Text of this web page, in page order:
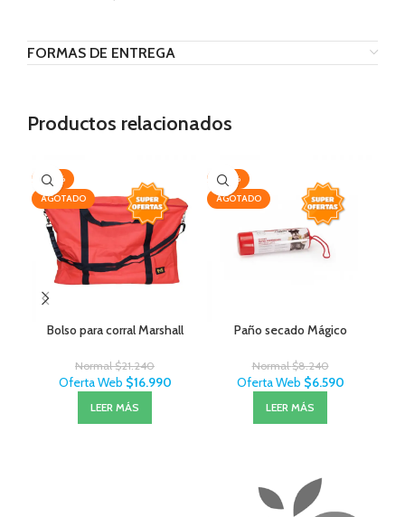
FORMAS DE ENTREGA
Productos relacionados
-20%
AGOTADO
Bolso para corral Marshall
Normal$21.240
Oferta Web $16.990
LEER MÁS
-20%
AGOTADO
Paño secado Mágico
Normal$8.240
Oferta Web $6.590
LEER MÁS